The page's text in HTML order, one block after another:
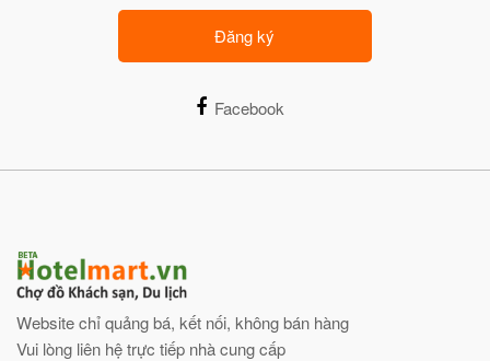
Đăng ký
Facebook
Website chỉ quảng bá, kết nối, không bán hàng
Vui lòng liên hệ trực tiếp nhà cung cấp